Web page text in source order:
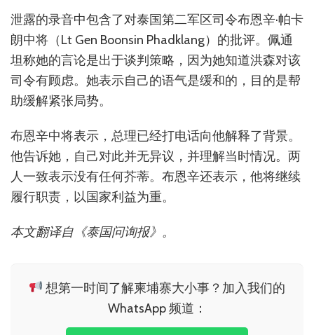
泄露的录音中包含了对泰国第二军区司令布恩辛·帕卡
朗中将（Lt Gen Boonsin Phadklang）的批评。佩通
坦称她的言论是出于谈判策略，因为她知道洪森对该
司令有顾虑。她表示自己的语气是缓和的，目的是帮
助缓解紧张局势。
布恩辛中将表示，总理已经打电话向他解释了背景。
他告诉她，自己对此并无异议，并理解当时情况。两
人一致表示没有任何芥蒂。布恩辛还表示，他将继续
履行职责，以国家利益为重。
本文翻译自《泰国问询报》。
想第一时间了解柬埔寨大小事？加入我们的
WhatsApp 频道：